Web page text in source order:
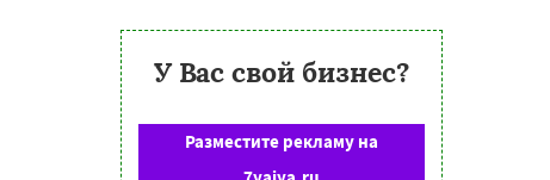
У Вас свой бизнес?
Разместите рекламу на